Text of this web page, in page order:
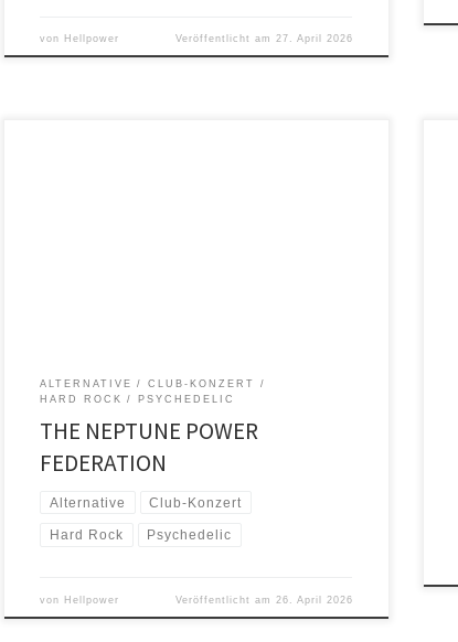
von Hellpower Veröffentlicht am 27. April 2026
ALTERNATIVE
CLUB-KONZERT
HARD ROCK
PSYCHEDELIC
THE NEPTUNE POWER
FEDERATION
Alternative Club-Konzert
Hard Rock Psychedelic
von Hellpower Veröffentlicht am 26. April 2026